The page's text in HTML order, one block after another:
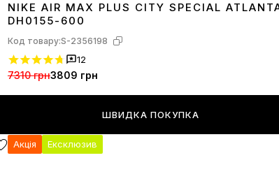
3637 38 39 40
NIKE AIR MAX PLUS CITY SPECIAL
DH0155-600
Код товару:S-2356198
12
7310 грн3809 грн
ШВИДКА ПОКУПКА
Акція Ексклюзив